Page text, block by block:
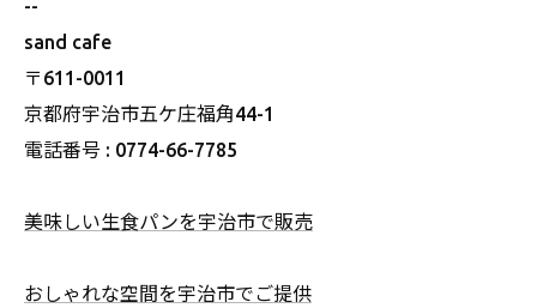
--
sand cafe
〒611-0011
京都府宇治市五ケ庄福角44-1
電話番号 : 0774-66-7785
美味しい生食パンを宇治市で販売
おしゃれな空間を宇治市でご提供